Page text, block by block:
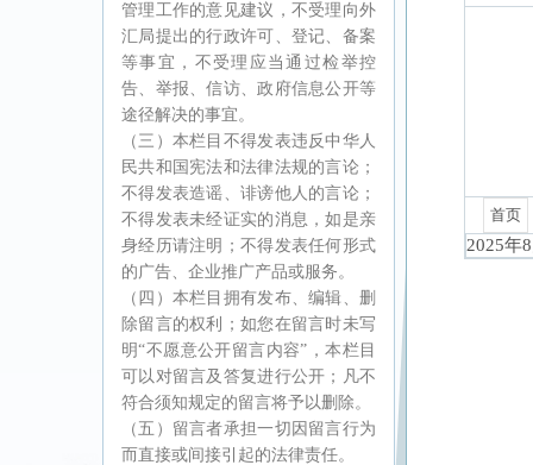
管理工作的意见建议，不受理向外
汇局提出的行政许可、登记、备案
等事宜，不受理应当通过检举控
告、举报、信访、政府信息公开等
途径解决的事宜。
（三）本栏目不得发表违反中华人
民共和国宪法和法律法规的言论；
不得发表造谣、诽谤他人的言论；
不得发表未经证实的消息，如是亲
身经历请注明；不得发表任何形式
的广告、企业推广产品或服务。
（四）本栏目拥有发布、编辑、删
除留言的权利；如您在留言时未写
明“不愿意公开留言内容”，本栏目
可以对留言及答复进行公开；凡不
符合须知规定的留言将予以删除。
（五）留言者承担一切因留言行为
而直接或间接引起的法律责任。